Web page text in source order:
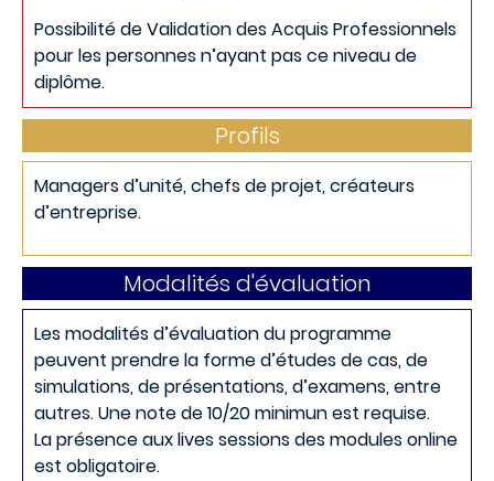
Possibilité de Validation des Acquis Professionnels
pour les personnes n’ayant pas ce niveau de
diplôme.
Profils
Managers d’unité, chefs de projet, créateurs
d’entreprise.
Modalités d'évaluation
Les modalités d’évaluation du programme
peuvent prendre la forme d’études de cas, de
simulations, de présentations, d’examens, entre
autres. Une note de 10/20 minimun est requise.
La présence aux lives sessions des modules online
est obligatoire.